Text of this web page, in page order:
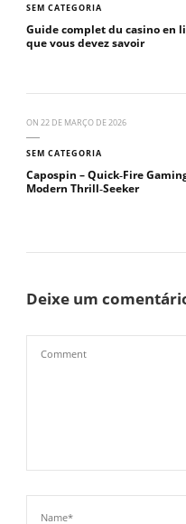
SEM CATEGORIA
Guide complet du casino en
que vous devez savoir
ON 22 DE MARÇO DE 2026
SEM CATEGORIA
Capospin – Quick‑Fire
Modern Thrill‑Seeker
Deixe um